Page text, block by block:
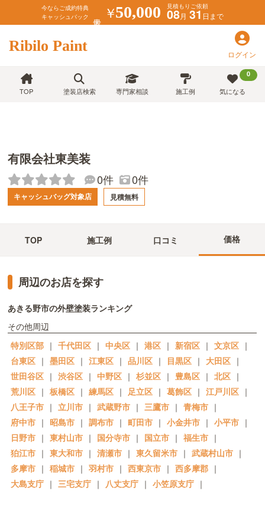
今ならご成約特典
キャッシュバック
￥50,000 見積もりご依頼
08月 31日まで
Ribilo Paint ログイン
TOP 塗装店検索 専門家相談 施工例
0
気になる
有限会社東美装
0件 0件
キャッシュバッグ対象店 見積無料
TOP 施工例 口コミ 価格
周辺のお店を探す
あきる野市の外壁塗装ランキング
その他周辺
特別区部 ｜ 千代田区 ｜ 中央区 ｜ 港区 ｜ 新宿区 ｜ 文京区 ｜
台東区 ｜ 墨田区 ｜ 江東区 ｜ 品川区 ｜ 目黒区 ｜ 大田区 ｜
世田谷区 ｜ 渋谷区 ｜ 中野区 ｜ 杉並区 ｜ 豊島区 ｜ 北区 ｜
荒川区 ｜ 板橋区 ｜ 練馬区 ｜ 足立区 ｜ 葛飾区 ｜ 江戸川区 ｜
八王子市 ｜ 立川市 ｜ 武蔵野市 ｜ 三鷹市 ｜ 青梅市 ｜
府中市 ｜ 昭島市 ｜ 調布市 ｜ 町田市 ｜ 小金井市 ｜ 小平市 ｜
日野市 ｜ 東村山市 ｜ 国分寺市 ｜ 国立市 ｜ 福生市 ｜
狛江市 ｜ 東大和市 ｜ 清瀬市 ｜ 東久留米市 ｜ 武蔵村山市 ｜
多摩市 ｜ 稲城市 ｜ 羽村市 ｜ 西東京市 ｜ 西多摩郡 ｜
大島支庁 ｜ 三宅支庁 ｜ 八丈支庁 ｜ 小笠原支庁 ｜